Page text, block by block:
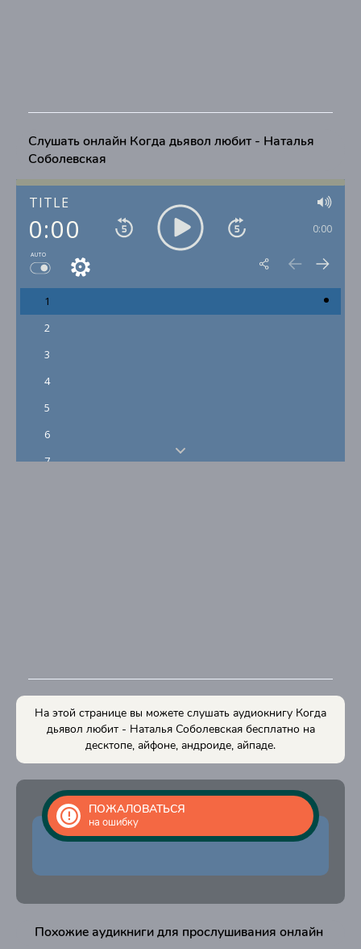
Слушать онлайн Когда дьявол любит - Наталья
Соболевская
TITLE
0:00 0:00
AUTO
1
2
3
4
5
6
7
16
17
19
20
21
25
На этой странице вы можете слушать аудиокнигу Когда
дьявол любит - Наталья Соболевская бесплатно на
десктопе, айфоне, андроиде, айпаде.
ПОЖАЛОВАТЬСЯ
на ошибку
Похожие аудикниги для прослушивания онлайн